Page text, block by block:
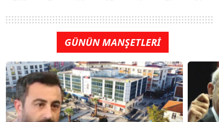
GÜNÜN MANŞETLERİ